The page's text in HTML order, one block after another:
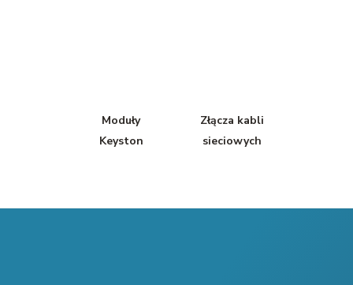
Moduły
Keyston
Złącza kabli
sieciowych